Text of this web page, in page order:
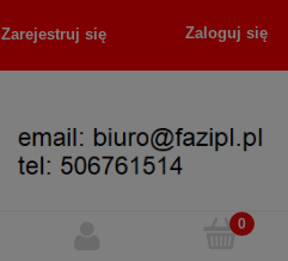
Zarejestruj się Zaloguj się